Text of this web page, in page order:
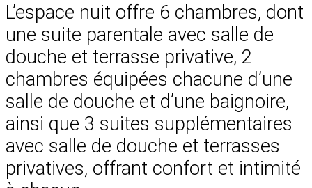
L’espace nuit offre 6 chambres, dont
une suite parentale avec salle de
douche et terrasse privative, 2
chambres équipées chacune d’une
salle de douche et d’une baignoire,
ainsi que 3 suites supplémentaires
avec salle de douche et terrasses
privatives, offrant confort et intimité